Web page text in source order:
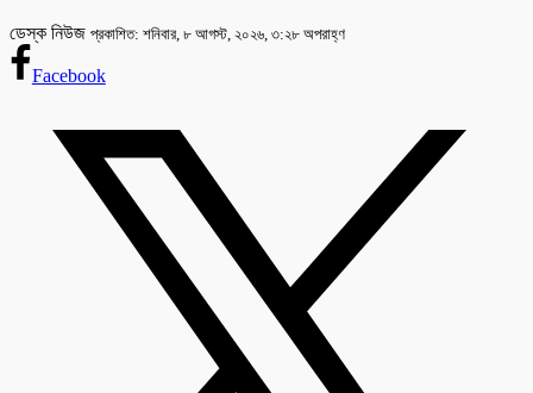
ডেস্ক নিউজ প্রকাশিত: শনিবার, ৮ আগস্ট, ২০২৬, ৩:২৮ অপরাহ্ণ
Facebook